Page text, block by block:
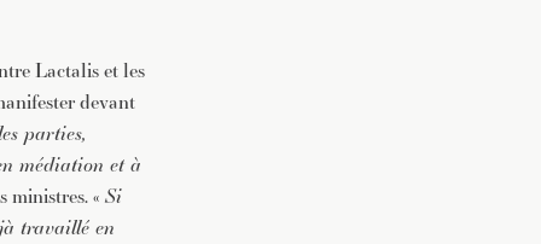
Lactalis et les
devant
parties,
médiation et à
ministres. « Si
travaillé en